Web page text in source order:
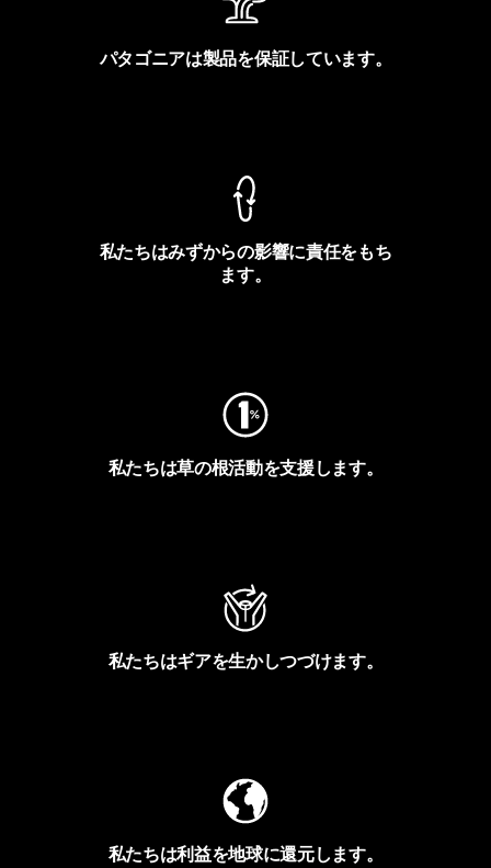
パタゴニアは製品を保証しています。
私たちはみずからの影響に責任をもち
ます。
私たちは草の根活動を支援します。
私たちはギアを生かしつづけます。
私たちは利益を地球に還元します。